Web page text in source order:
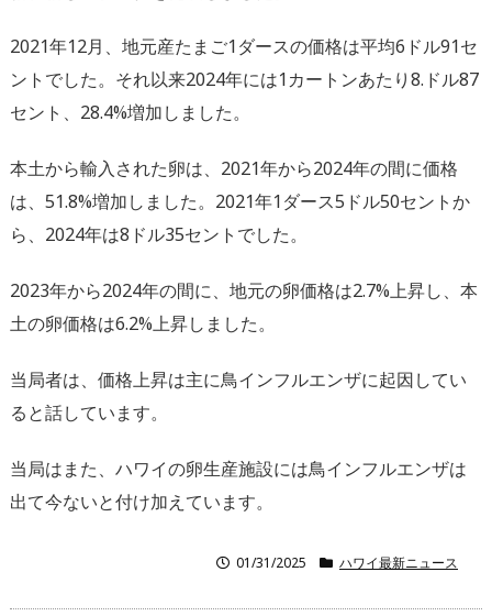
2021年12月、 地元産たまご1ダースの価格は平均6ドル91セ
ントでした。 それ以来2024年には1カートンあたり8.ドル87
セント、 28.4%増加しました。
本土から輸入された卵は、 2021年から2024年の間に価格
は、51.8%増加しました。2021年1ダース5ドル50セントか
ら、 2024年は8ドル35セントでした。
2023年から2024年の間に、地元の卵価格は2.7%上昇し、本
土の卵価格は6.2%上昇しました。
当局者は、 価格上昇は主に鳥インフルエンザに起因してい
ると話しています。
当局はまた、 ハワイの卵生産施設には鳥インフルエンザは
出て今ないと付け加え ています。
01/31/2025 ハワイ最新ニュース